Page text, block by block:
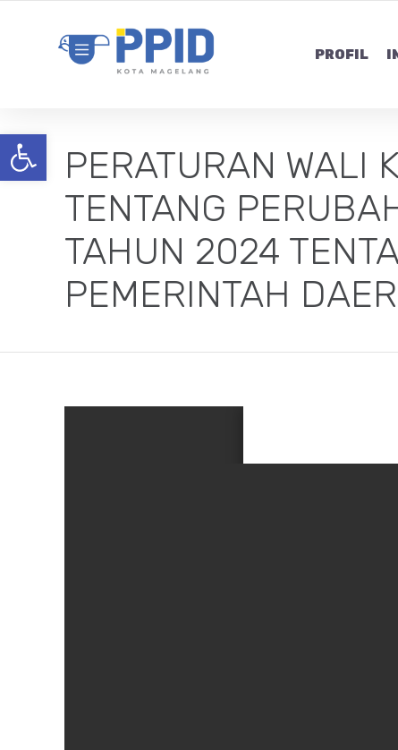
Open toolbar
PROFIL
PERATURAN WALI
TENTANG
TAHUN 2024
PEMERINTAH